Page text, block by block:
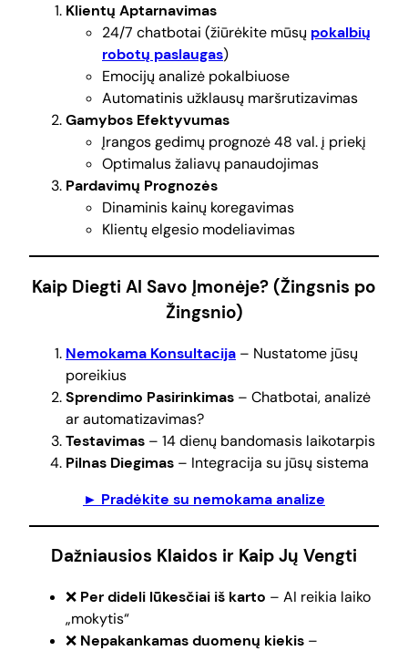
Klientų Aptarnavimas
24/7 chatbotai (žiūrėkite mūsų pokalbių
robotų paslaugas)
Emocijų analizė pokalbiuose
Automatinis užklausų maršrutizavimas
Gamybos Efektyvumas
Įrangos gedimų prognozė 48 val. į priekį
Optimalus žaliavų panaudojimas
Pardavimų Prognozės
Dinaminis kainų koregavimas
Klientų elgesio modeliavimas
Kaip Diegti AI Savo Įmonėje? (Žingsnis po
Žingsnio)
Nemokama Konsultacija – Nustatome jūsų
poreikius
Sprendimo Pasirinkimas – Chatbotai, analizė
ar automatizavimas?
Testavimas – 14 dienų bandomasis laikotarpis
Pilnas Diegimas – Integracija su jūsų sistema
► Pradėkite su nemokama analize
Dažniausios Klaidos ir Kaip Jų Vengti
❌ Per dideli lūkesčiai iš karto – AI reikia laiko
„mokytis“
❌ Nepakankamas duomenų kiekis –